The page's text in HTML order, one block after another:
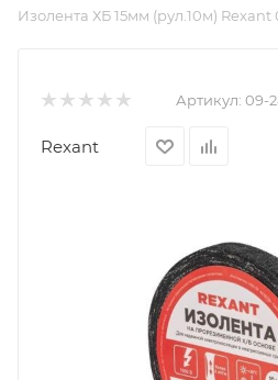
Изолента ХБ 15мм (рул.10м) Rexant
Артикул: 09-
Rexant